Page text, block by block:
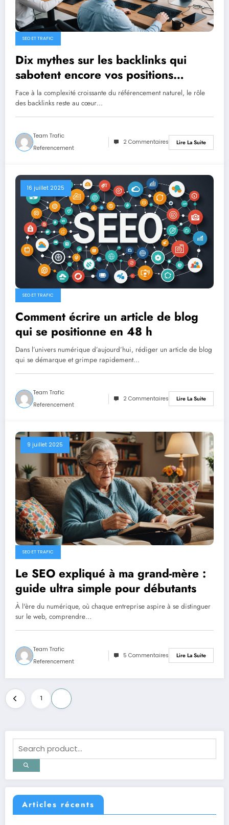
SEO ET TRAFIC
Dix mythes sur les backlinks qui
sabotent encore vos positions
Google
Face à la complexité croissante du référencement naturel, le rôle
des backlinks reste au cœur…
Team Trafic
Referencement
2 Commentaires Lire La Suite
16 juillet 2025
SEO ET TRAFIC
Comment écrire un article de blog
qui se positionne en 48 h
Dans l’univers numérique d’aujourd’hui, rédiger un article de blog
qui se démarque et grimpe rapidement…
Team Trafic
Referencement
2 Commentaires Lire La Suite
9 juillet 2025
SEO ET TRAFIC
Le SEO expliqué à ma grand-mère :
guide ultra simple pour débutants
À l'ère du numérique, où chaque entreprise aspire à se distinguer
sur le web, comprendre…
Team Trafic
Referencement
5 Commentaires Lire La Suite
Pagination
des
publications
1
Articles récents